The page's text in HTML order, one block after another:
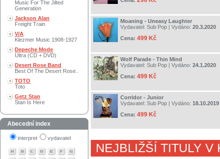
Music For The Jilted
Generation
Jackson Alan
Freight Train
V/A
Klezmer Music 1908-1927
Depeche Mode
Ultra (CD + DVD)
Desert Rose Band
Best Of The Desert Rose..
TOTO
Toto
Getz Stan
Stan Is Here
Abecední index
interpret vydavatel
Moaning - Uneasy Laughter
Vydavatel: Sub Pop | Vydáno: 20.3.2020
Cena: 499 Kč
Wolf Parade - Thin Mind
Vydavatel: Sub Pop | Vydáno: 24.1.2020
Cena: 499 Kč
Corridor - Junior
Vydavatel: Sub Pop | Vydáno: 18.10.2019
Cena: 499 Kč
NEJBLIŽŠÍ TITULY V